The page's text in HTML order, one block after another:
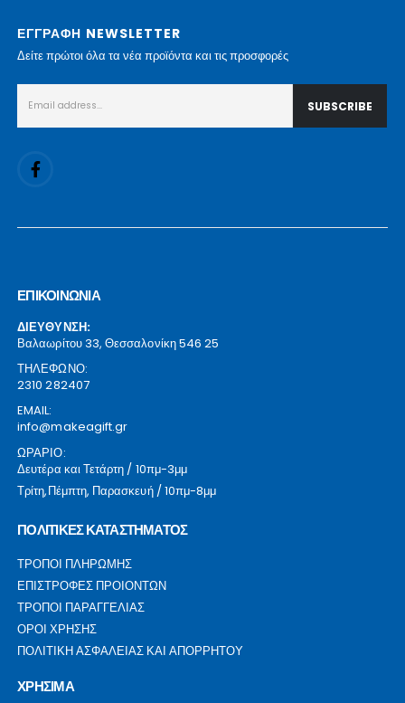
ΕΓΓΡΑΦΗ NEWSLETTER
Δείτε πρώτοι όλα τα νέα προϊόντα και τις προσφορές
ΕΠΙΚΟΙΝΩΝΙΑ
ΔΙΕΥΘΥΝΣΗ:
Βαλαωρίτου 33, Θεσσαλονίκη 546 25
ΤΗΛΕΦΩΝΟ:
2310 282407
EMAIL:
info@makeagift.gr
ΩΡΑΡΙΟ:
Δευτέρα και Τετάρτη / 10πμ-3μμ
Τρίτη,Πέμπτη, Παρασκευή / 10πμ-8μμ
ΠΟΛΙΤΙΚΕΣ ΚΑΤΑΣΤΗΜΑΤΟΣ
ΤΡΟΠΟΙ ΠΛΗΡΩΜΗΣ
ΕΠΙΣΤΡΟΦΕΣ ΠΡΟΙΟΝΤΩΝ
ΤΡΟΠΟΙ ΠΑΡΑΓΓΕΛΙΑΣ
ΟΡΟΙ ΧΡΗΣΗΣ
ΠΟΛΙΤΙΚΗ ΑΣΦΑΛΕΙΑΣ ΚΑΙ ΑΠΟΡΡΗΤΟΥ
ΧΡΗΣΙΜΑ